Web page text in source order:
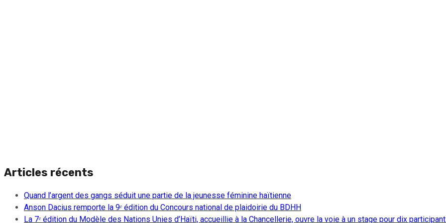
Articles récents
Quand l’argent des gangs séduit une partie de la jeunesse féminine haïtienne
Anson Dacius remporte la 9ᵉ édition du Concours national de plaidoirie du BDHH
La 7ᵉ édition du Modèle des Nations Unies d’Haïti, accueillie à la Chancellerie, ouvre la voie à un stage pour dix